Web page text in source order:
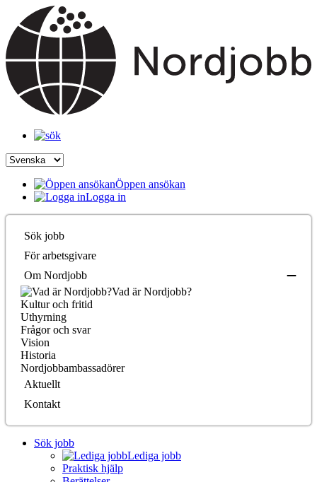
Öppen ansökan
Logga in
Sök jobb
För arbetsgivare
Om Nordjobb
Vad är Nordjobb?
Kultur och fritid
Uthyrning
Frågor och svar
Vision
Historia
Nordjobbambassadörer
Aktuellt
Kontakt
Sök jobb
Lediga jobb
Praktisk hjälp